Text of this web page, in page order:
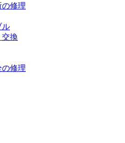
の修理
ル
交換
の修理